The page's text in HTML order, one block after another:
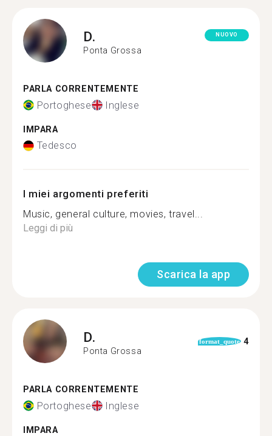
D.
Ponta Grossa
NUOVO
PARLA CORRENTEMENTE
Portoghese Inglese
IMPARA
Tedesco
I miei argomenti preferiti
Music, general culture, movies, travel...
Leggi di più
Scarica la app
D.
Ponta Grossa
format_quote 4
PARLA CORRENTEMENTE
Portoghese Inglese
IMPARA